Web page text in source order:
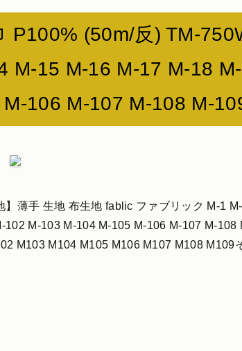
P100% (50m/反) TM-
M-15 M-16 M-17 M-18
106 M-107 M-108 M-
薄手 生地 布生地 fablic ファブリック M-1
M-103 M-104 M-105 M-106 M-107 M-108
M103 M104 M105 M106 M107 M108 M109